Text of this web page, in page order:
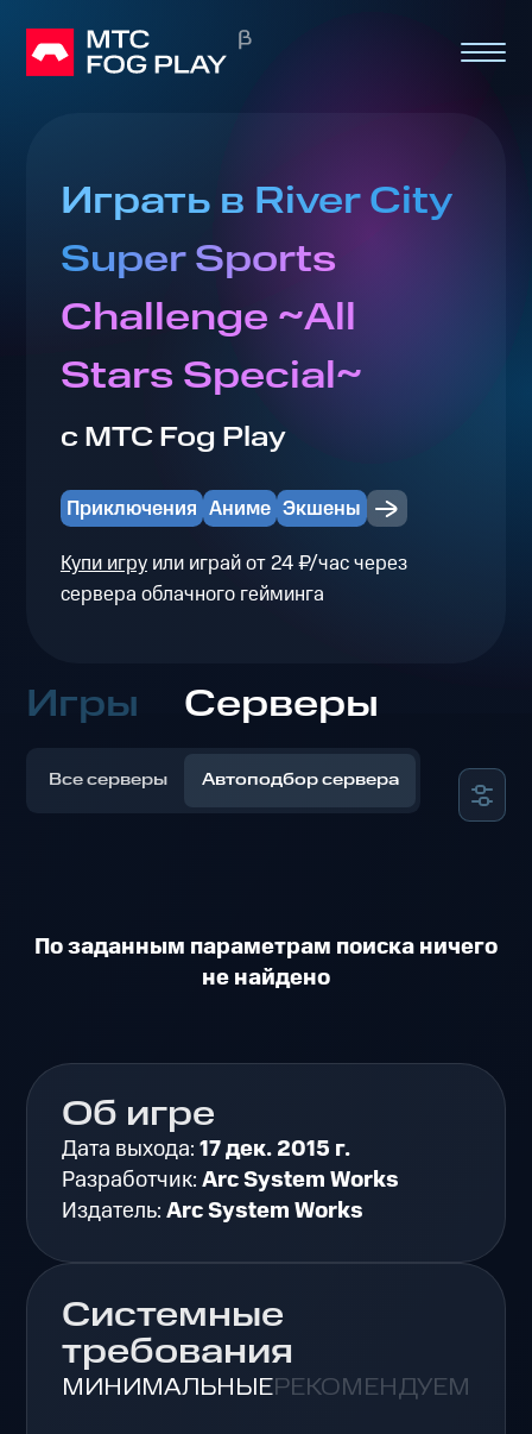
Играть в River City
Super Sports
Challenge ~All
Stars Special~
с МТС Fog Play
Приключения Аниме Экшены
Купи игруили играй от 24 ₽/час через
сервера облачного гейминга
Игры Серверы
Все серверы Автоподбор сервера
По заданным параметрам поиска ничего
не найдено
Об игре
Дата выхода:17 дек. 2015 г.
Разработчик:Arc System Works
Издатель:Arc System Works
Системные
требования
МИНИМАЛЬНЫЕРЕКОМЕНДУЕМЫЕ